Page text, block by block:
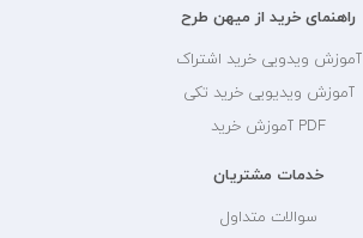
راهنمای خرید از میهن طرح
آموزش ویدویی خرید اشتراک
آموزش ویدیویی خرید تکی
PDF آموزش خرید
خدمات مشتریان
سوالات متداول